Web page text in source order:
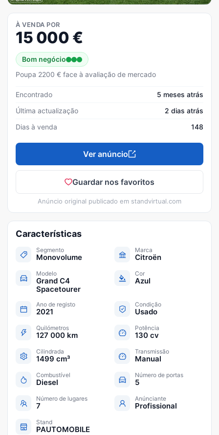
À VENDA POR
15 000 €
Bom negócio
Poupa 2200 € face à avaliação de mercado
Encontrado
5 meses atrás
Última actualização
2 dias atrás
Dias à venda
148
Ver anúncio
Guardar nos favoritos
Anúncio original publicado em standvirtual.com
Características
Segmento
Monovolume
Marca
Citroën
Modelo
Grand C4
Spacetourer
Cor
Azul
Ano de registo
2021
Condição
Usado
Quilómetros
127 000 km
Potência
130 cv
Cilindrada
1499 cm³
Transmissão
Manual
Combustível
Diesel
Número de portas
5
Número de lugares
7
Anúnciante
Profissional
Stand
PAUTOMOBILE